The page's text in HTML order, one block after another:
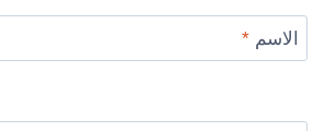
الاسم*